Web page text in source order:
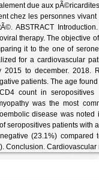
due aux
chez les personnes
ABSTRACT
therapy. The objective
it to the one of
for a cardiovascular
2015 to december. 2018.
patients. The age
count in
was the most
disease was
seropositives patients with
(23.1%) compared
Conclusion.